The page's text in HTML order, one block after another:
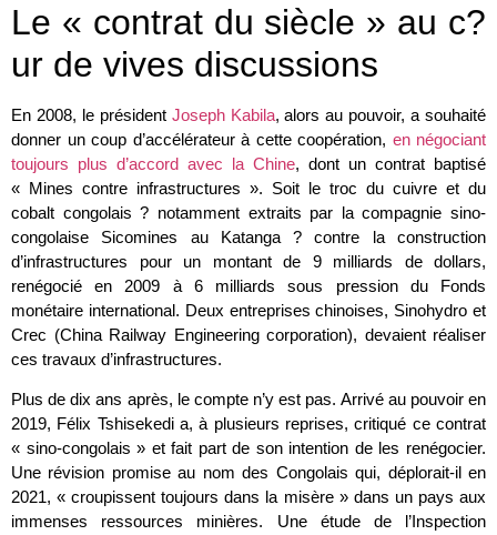
Le « contrat du siècle » au c?
ur de vives discussions
En 2008, le président Joseph Kabila, alors au pouvoir, a souhaité
donner un coup d’accélérateur à cette coopération, en négociant
toujours plus d’accord avec la Chine, dont un contrat baptisé
« Mines contre infrastructures ». Soit le troc du cuivre et du
cobalt congolais ? notamment extraits par la compagnie sino-
congolaise Sicomines au Katanga ? contre la construction
d’infrastructures pour un montant de 9 milliards de dollars,
renégocié en 2009 à 6 milliards sous pression du Fonds
monétaire international. Deux entreprises chinoises, Sinohydro et
Crec (China Railway Engineering corporation), devaient réaliser
ces travaux d’infrastructures.
Plus de dix ans après, le compte n’y est pas. Arrivé au pouvoir en
2019, Félix Tshisekedi a, à plusieurs reprises, critiqué ce contrat
« sino-congolais » et fait part de son intention de les renégocier.
Une révision promise au nom des Congolais qui, déplorait-il en
2021, « croupissent toujours dans la misère » dans un pays aux
immenses ressources minières. Une étude de l’Inspection